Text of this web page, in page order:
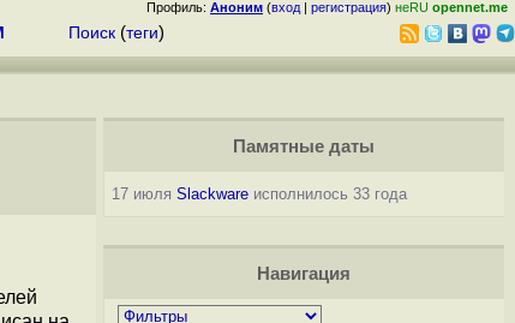
Профиль: Аноним (вход | регистрация) неRU opennet.me
Поиск (теги)
Памятные даты
17 июля Slackwareисполнилось 33 года
Навигация